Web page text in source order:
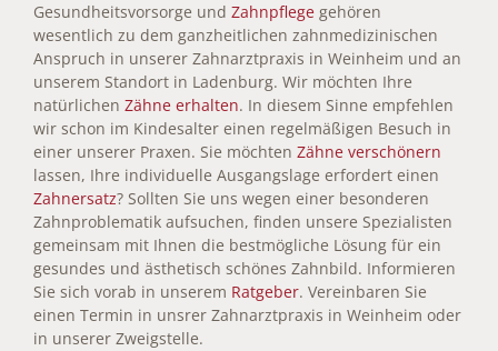
Gesundheitsvorsorge und Zahnpflege gehören
wesentlich zu dem ganzheitlichen zahnmedizinischen
Anspruch in unserer Zahnarztpraxis in Weinheim und an
unserem Standort in Ladenburg. Wir möchten Ihre
natürlichen Zähne erhalten. In diesem Sinne empfehlen
wir schon im Kindesalter einen regelmäßigen Besuch in
einer unserer Praxen. Sie möchten Zähne verschönern
lassen, Ihre individuelle Ausgangslage erfordert einen
Zahnersatz? Sollten Sie uns wegen einer besonderen
Zahnproblematik aufsuchen, finden unsere Spezialisten
gemeinsam mit Ihnen die bestmögliche Lösung für ein
gesundes und ästhetisch schönes Zahnbild. Informieren
Sie sich vorab in unserem Ratgeber. Vereinbaren Sie
einen Termin in unsrer Zahnarztpraxis in Weinheim oder
in unserer Zweigstelle.